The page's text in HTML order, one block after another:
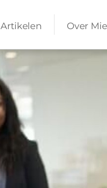
Artikelen Over